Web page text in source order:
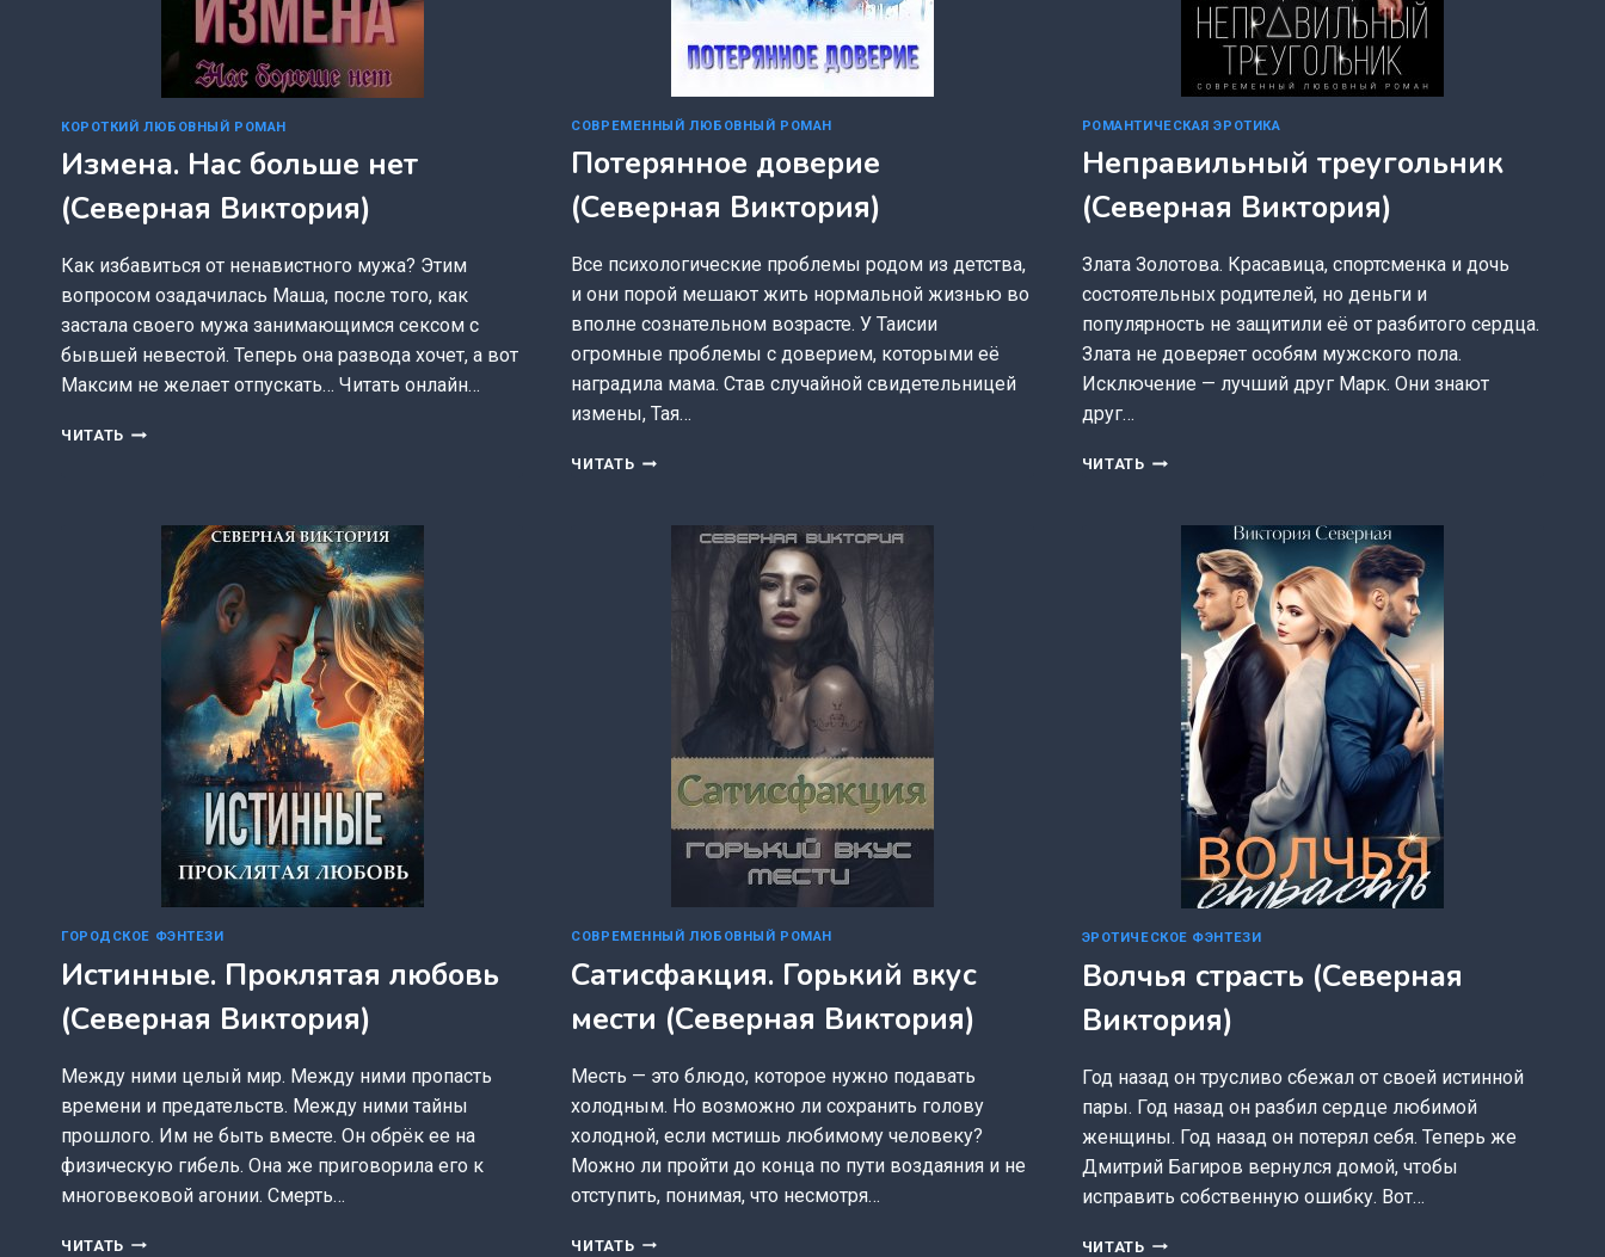
КОРОТКИЙ ЛЮБОВНЫЙ РОМАН
Измена. Нас больше нет
(Северная Виктория)
Как избавиться от ненавистного мужа? Этим
вопросом озадачилась Маша, после того, как
застала своего мужа занимающимся сексом с
бывшей невестой. Теперь она развода хочет, а вот
Максим не желает отпускать… Читать онлайн…
ЧИТАТЬ ИЗМЕНА.
(СЕВЕРНАЯ
ВИКТОРИЯ)
СОВРЕМЕННЫЙ ЛЮБОВНЫЙ РОМАН
Потерянное доверие
(Северная Виктория)
Все психологические проблемы родом из детства,
и они порой мешают жить нормальной жизнью во
вполне сознательном возрасте. У Таисии
огромные проблемы с доверием, которыми её
наградила мама. Став случайной свидетельницей
измены, Тая…
ЧИТАТЬ ПОТЕРЯННОЕ
ВИКТОРИЯ)
РОМАНТИЧЕСКАЯ ЭРОТИКА
Неправильный треугольник
(Северная Виктория)
Злата Золотова. Красавица, спортсменка и дочь
состоятельных родителей, но деньги и
популярность не защитили её от разбитого сердца.
Злата не доверяет особям мужского пола.
Исключение — лучший друг Марк. Они знают
друг…
ЧИТАТЬ НЕПРАВИЛЬНЫЙ
ВИКТОРИЯ)
ГОРОДСКОЕ ФЭНТЕЗИ
Истинные. Проклятая любовь
(Северная Виктория)
Между ними целый мир. Между ними пропасть
времени и предательств. Между ними тайны
прошлого. Им не быть вместе. Он обрёк ее на
физическую гибель. Она же приговорила его к
многовековой агонии. Смерть…
ЧИТАТЬ ИСТИННЫЕ.
СОВРЕМЕННЫЙ ЛЮБОВНЫЙ РОМАН
Сатисфакция. Горький вкус
мести (Северная Виктория)
Месть — это блюдо, которое нужно подавать
холодным. Но возможно ли сохранить голову
холодной, если мстишь любимому человеку?
Можно ли пройти до конца по пути воздаяния и не
отступить, понимая, что несмотря…
ЧИТАТЬ САТИСФАКЦИЯ.
ЭРОТИЧЕСКОЕ ФЭНТЕЗИ
Волчья страсть (Северная
Виктория)
Год назад он трусливо сбежал от своей истинной
пары. Год назад он разбил сердце любимой
женщины. Год назад он потерял себя. Теперь же
Дмитрий Багиров вернулся домой, чтобы
исправить собственную ошибку. Вот…
ЧИТАТЬ ВОЛЧЬЯ